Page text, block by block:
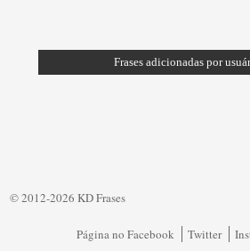
Frases adicionadas por
© 2012-2026 KD Frases
Página no Facebook Twitter